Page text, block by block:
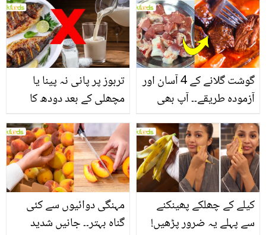
انگیز طبی فوائد
تربوز پر پانی نہ پینا یا
مچھلی کے بعد دودھ کا
سے متعلق غلط فہمیوں کی
حقیقت کیا ہے اور افواہ
کیا؟
گوشت گلانے کے 4 آسان اور
آزمودہ طریقے۔۔ آپ بھی
بتائے راز
مہنگی دوائیوں سے کئی
گناہ بہتر۔۔ جانیں شدید
کیلے کے چھلکے پھینکنے
سے پہلے یہ ضرور پڑھیں!